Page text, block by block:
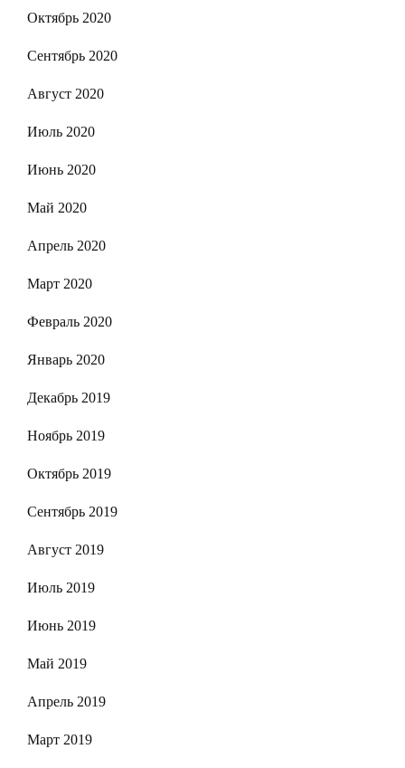
Октябрь 2020
Сентябрь 2020
Август 2020
Июль 2020
Июнь 2020
Май 2020
Апрель 2020
Март 2020
Февраль 2020
Январь 2020
Декабрь 2019
Ноябрь 2019
Октябрь 2019
Сентябрь 2019
Август 2019
Июль 2019
Июнь 2019
Май 2019
Апрель 2019
Март 2019